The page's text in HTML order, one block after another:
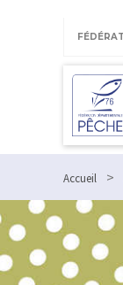
Accueil >